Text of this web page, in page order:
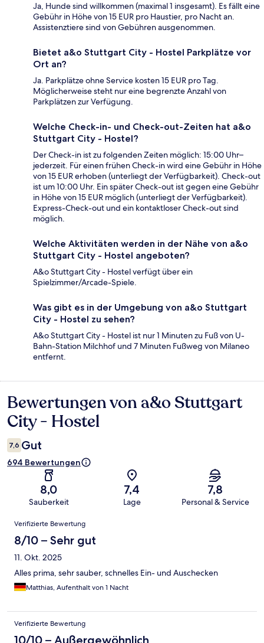
Ja, Hunde sind willkommen (maximal 1 insgesamt). Es fällt eine
Gebühr in Höhe von 15 EUR pro Haustier, pro Nacht an.
Assistenztiere sind von Gebühren ausgenommen.
Bietet a&o Stuttgart City - Hostel Parkplätze vor
Ort an?
Ja. Parkplätze ohne Service kosten 15 EUR pro Tag.
Möglicherweise steht nur eine begrenzte Anzahl von
Parkplätzen zur Verfügung.
Welche Check-in- und Check-out-Zeiten hat a&o
Stuttgart City - Hostel?
Der Check-in ist zu folgenden Zeiten möglich: 15:00 Uhr–
jederzeit. Für einen frühen Check-in wird eine Gebühr in Höhe
von 15 EUR erhoben (unterliegt der Verfügbarkeit). Check-out
ist um 10:00 Uhr. Ein später Check-out ist gegen eine Gebühr
in Höhe von 15 EUR möglich (unterliegt der Verfügbarkeit).
Express-Check-out und ein kontaktloser Check-out sind
möglich.
Welche Aktivitäten werden in der Nähe von a&o
Stuttgart City - Hostel angeboten?
A&o Stuttgart City - Hostel verfügt über ein
Spielzimmer/Arcade-Spiele.
Was gibt es in der Umgebung von a&o Stuttgart
City - Hostel zu sehen?
A&o Stuttgart City - Hostel ist nur 1 Minuten zu Fuß von U-
Bahn-Station Milchhof und 7 Minuten Fußweg von Milaneo
entfernt.
Bewertungen
Bewertungen von a&o Stuttgart
City - Hostel
7,6 Gut
694 Bewertungen
8,0
Sauberkeit
7,4
Lage
7,8
Personal & Service
Bewertungen
Verifizierte Bewertung
8/10 – Sehr gut
11. Okt. 2025
Alles prima, sehr sauber, schnelles Ein- und Auschecken
Matthias, Aufenthalt von 1 Nacht
Verifizierte Bewertung